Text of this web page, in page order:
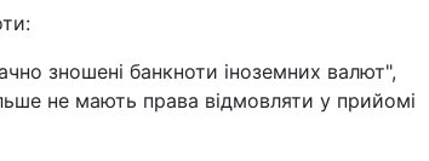
зношені банкноти іноземних валют",
не мають права відмовляти у прийомі